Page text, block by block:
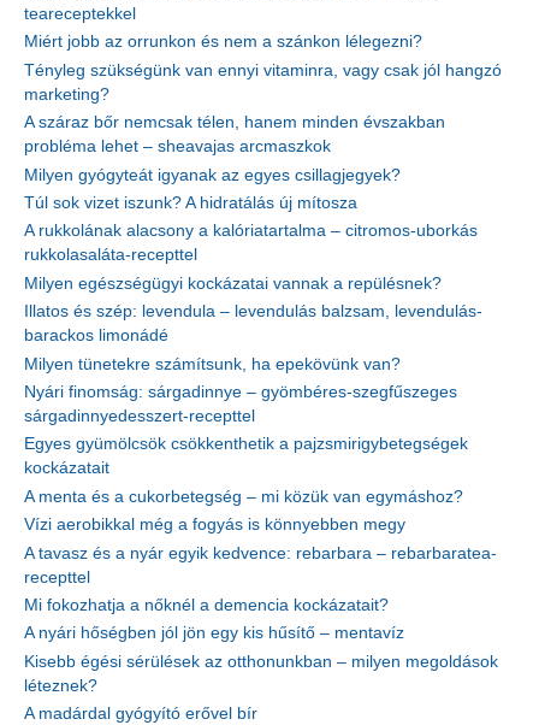
teareceptekkel
Miért jobb az orrunkon és nem a szánkon lélegezni?
Tényleg szükségünk van ennyi vitaminra, vagy csak jól hangzó
marketing?
A száraz bőr nemcsak télen, hanem minden évszakban
probléma lehet – sheavajas arcmaszkok
Milyen gyógyteát igyanak az egyes csillagjegyek?
Túl sok vizet iszunk? A hidratálás új mítosza
A rukkolának alacsony a kalóriatartalma – citromos-uborkás
rukkolasaláta-recepttel
Milyen egészségügyi kockázatai vannak a repülésnek?
Illatos és szép: levendula – levendulás balzsam, levendulás-
barackos limonádé
Milyen tünetekre számítsunk, ha epekövünk van?
Nyári finomság: sárgadinnye – gyömbéres-szegfűszeges
sárgadinnyedesszert-recepttel
Egyes gyümölcsök csökkenthetik a pajzsmirigybetegségek
kockázatait
A menta és a cukorbetegség – mi közük van egymáshoz?
Vízi aerobikkal még a fogyás is könnyebben megy
A tavasz és a nyár egyik kedvence: rebarbara – rebarbaratea-
recepttel
Mi fokozhatja a nőknél a demencia kockázatait?
A nyári hőségben jól jön egy kis hűsítő – mentavíz
Kisebb égési sérülések az otthonunkban – milyen megoldások
léteznek?
A madárdal gyógyító erővel bír